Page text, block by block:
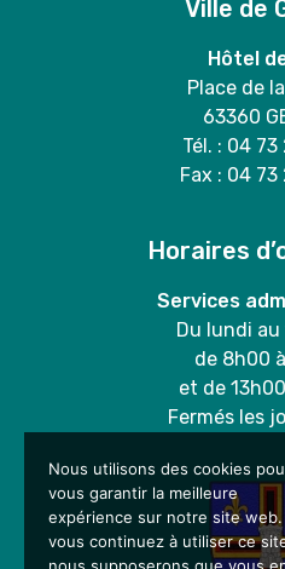
Ville de
Hôtel
Place de
63360
Tél. : 04 73
Fax : 04 73
Horaires
Services
Du lundi
de 8h00
et de
Fermés les
Nous utilisons des cookies
vous garantir la meilleure
expérience sur notre site web.
vous continuez à utiliser ce